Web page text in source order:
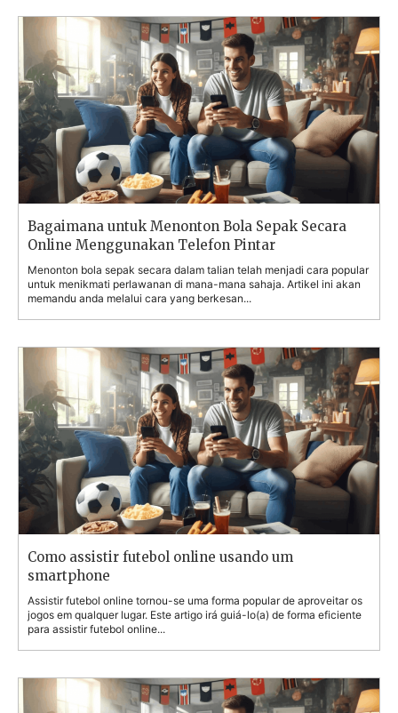
Bagaimana untuk Menonton Bola Sepak Secara
Online Menggunakan Telefon Pintar
Menonton bola sepak secara dalam talian telah menjadi cara popular
untuk menikmati perlawanan di mana-mana sahaja. Artikel ini akan
memandu anda melalui cara yang berkesan...
Como assistir futebol online usando um
smartphone
Assistir futebol online tornou-se uma forma popular de aproveitar os
jogos em qualquer lugar. Este artigo irá guiá-lo(a) de forma eficiente
para assistir futebol online...